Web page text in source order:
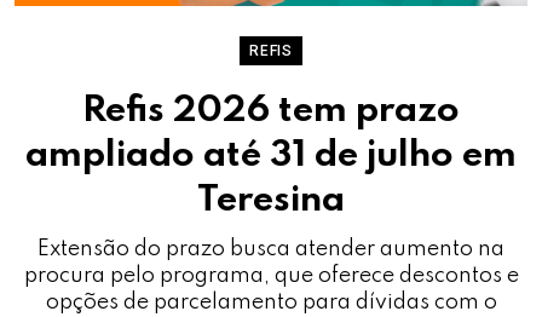
REFIS
Refis 2026 tem prazo
ampliado até 31 de julho em
Teresina
Extensão do prazo busca atender aumento na
procura pelo programa, que oferece descontos e
opções de parcelamento para dívidas com o